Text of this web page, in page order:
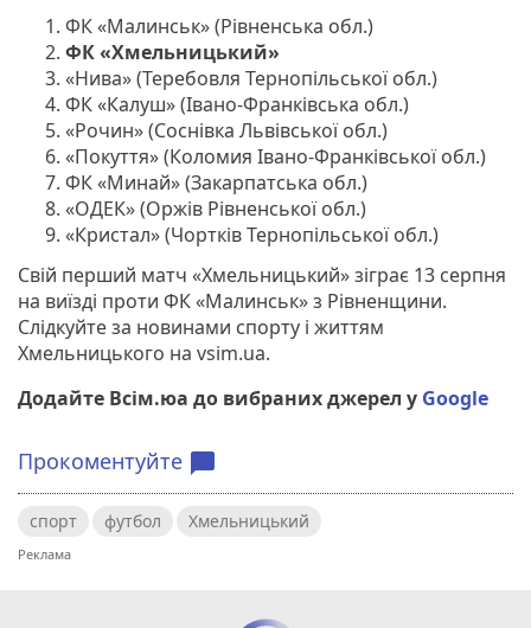
ФК «Малинськ» (Рівненська обл.)
ФК «Хмельницький»
«Нива» (Теребовля Тернопільської обл.)
ФК «Калуш» (Івано-Франківська обл.)
«Рочин» (Соснівка Львівської обл.)
«Покуття» (Коломия Івано-Франківської обл.)
ФК «Минай» (Закарпатська обл.)
«ОДЕК» (Оржів Рівненської обл.)
«Кристал» (Чортків Тернопільської обл.)
Свій перший матч «Хмельницький» зіграє 13 серпня
на виїзді проти ФК «Малинськ» з Рівненщини.
Слідкуйте за новинами спорту і життям
Хмельницького на vsim.ua.
Додайте Всім.юа до вибраних джерел у Google
Прокоментуйте chat_bubble
спорт футбол Хмельницький